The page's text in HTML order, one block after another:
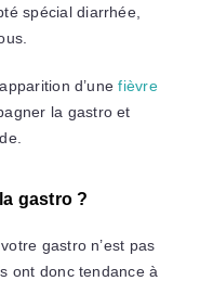
spécial diarrhée,
d’unefièvre
la gastro et
gastro ?
gastro n’est pas
ont donc tendance à